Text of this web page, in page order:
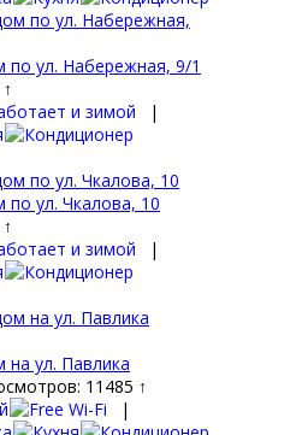
по ул. Набережная, 9/1
|
по ул. Чкалова, 10
|
на ул. Павлика
11485 ↑
|